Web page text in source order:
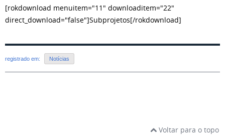
[rokdownload menuitem="11" downloaditem="22"
direct_download="false"]Subprojetos[/rokdownload]
registrado em: Notícias
Voltar para o topo